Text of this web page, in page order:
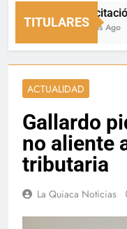
TITULARES
Capacitación
13 Horas Ago
ACTUALIDAD
Gallardo
no aliente
tributaria
La Quiaca Noticias